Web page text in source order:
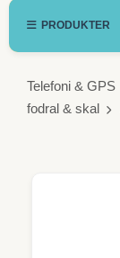
PRODUKTER
Telefoni & GPS
fodral & skal